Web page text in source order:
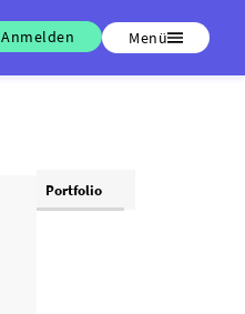
Anmelden Menü
Portfolio